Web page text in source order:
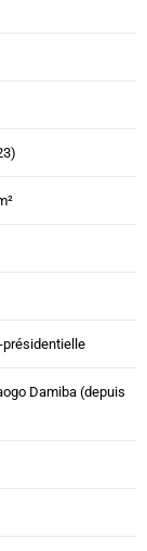
présidentielle
Damiba (depuis